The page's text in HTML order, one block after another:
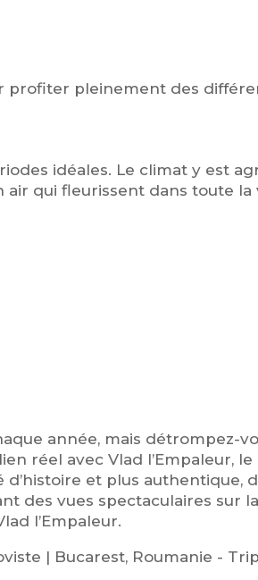
profiter pleinement des
idéales. Le climat y est
qui fleurissent dans toute la
année, mais détrompez-
réel avec Vlad l’Empaleur, le
et plus authentique,
des vues spectaculaires sur
l’Empaleur.